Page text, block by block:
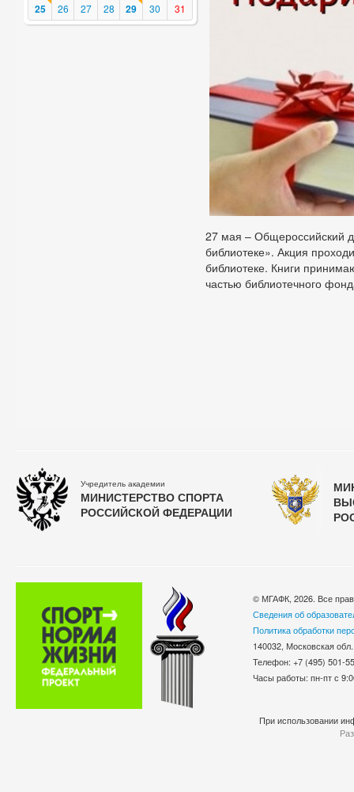
25 26 27 28 29 30 31
27 мая – Общероссийский
библиотеке». Акция
библиотеке. Книги
частью библиотечного
Учредитель академии
МИНИСТЕРСТВО СПОРТА
РОССИЙСКОЙ ФЕДЕРАЦИИ
© МГАФК, 2026. Все
Сведения об
Политика обработки
140032, Московская
Телефон: +7 (495)
Часы работы: пн-пт с
При использовании